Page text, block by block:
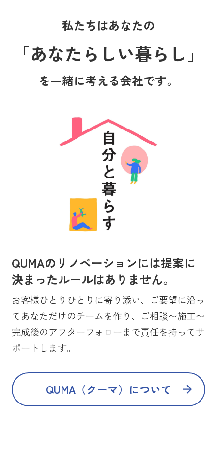
私たちはあなたの
「あなたらしい暮らし」
を一緒に考える会社です。
QUMAのリノベーションには提案に
決まったルールはありません。
お客様ひとりひとりに寄り添い、ご要望に沿っ
てあなただけのチームを作り、ご相談〜施工〜
完成後のアフターフォローまで責任を持ってサ
ポートします。
QUMA（クーマ）について